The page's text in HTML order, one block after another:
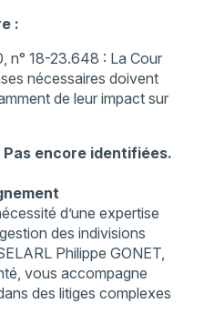
:
n° 18-23.648 : La Cour
nécessaires doivent
de leur impact sur
encore identifiées.
d’une expertise
des indivisions
Philippe GONET,
vous accompagne
des litiges complexes